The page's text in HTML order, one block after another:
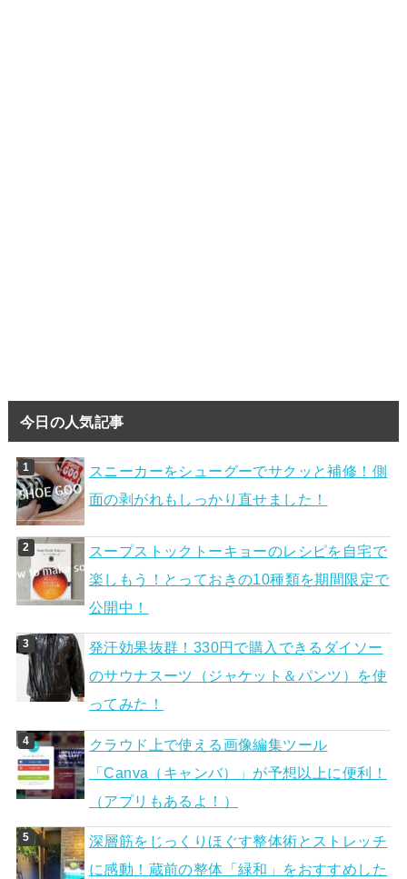
今日の人気記事
スニーカーをシューグーでサクッと補修！側
面の剥がれもしっかり直せました！
スープストックトーキョーのレシピを自宅で
楽しもう！とっておきの10種類を期間限定で
公開中！
発汗効果抜群！330円で購入できるダイソー
のサウナスーツ（ジャケット＆パンツ）を使
ってみた！
クラウド上で使える画像編集ツール
「Canva（キャンバ）」が予想以上に便利！
（アプリもあるよ！）
深層筋をじっくりほぐす整体術とストレッチ
に感動！蔵前の整体「緑和」をおすすめした